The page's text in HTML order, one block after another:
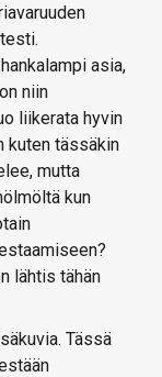
asia,
niin
liikerata hyvin
kuten tässäkin
mutta
kun
lähtis tähän
Tässä